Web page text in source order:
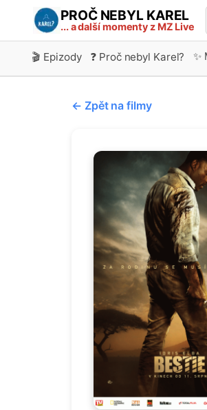
PROČ NEBYL KAREL
... a další momenty z MZ Live
🎬 Epizody ❓ Proč nebyl Karel? ✨
← Zpět na filmy